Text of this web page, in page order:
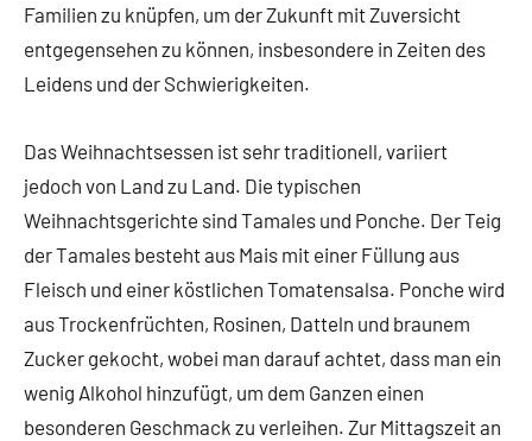
Familien zu knüpfen, um der Zukunft mit Zuversicht
entgegensehen zu können, insbesondere in Zeiten des
Leidens und der Schwierigkeiten.
Das Weihnachtsessen ist sehr traditionell, variiert
jedoch von Land zu Land. Die typischen
Weihnachtsgerichte sind Tamales und Ponche. Der Teig
der Tamales besteht aus Mais mit einer Füllung aus
Fleisch und einer köstlichen Tomatensalsa. Ponche wird
aus Trockenfrüchten, Rosinen, Datteln und braunem
Zucker gekocht, wobei man darauf achtet, dass man ein
wenig Alkohol hinzufügt, um dem Ganzen einen
besonderen Geschmack zu verleihen. Zur Mittagszeit an